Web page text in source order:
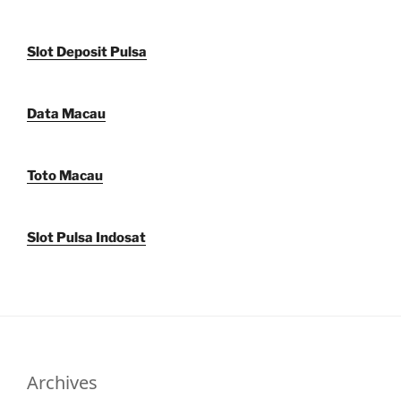
Slot Deposit Pulsa
Data Macau
Toto Macau
Slot Pulsa Indosat
Archives